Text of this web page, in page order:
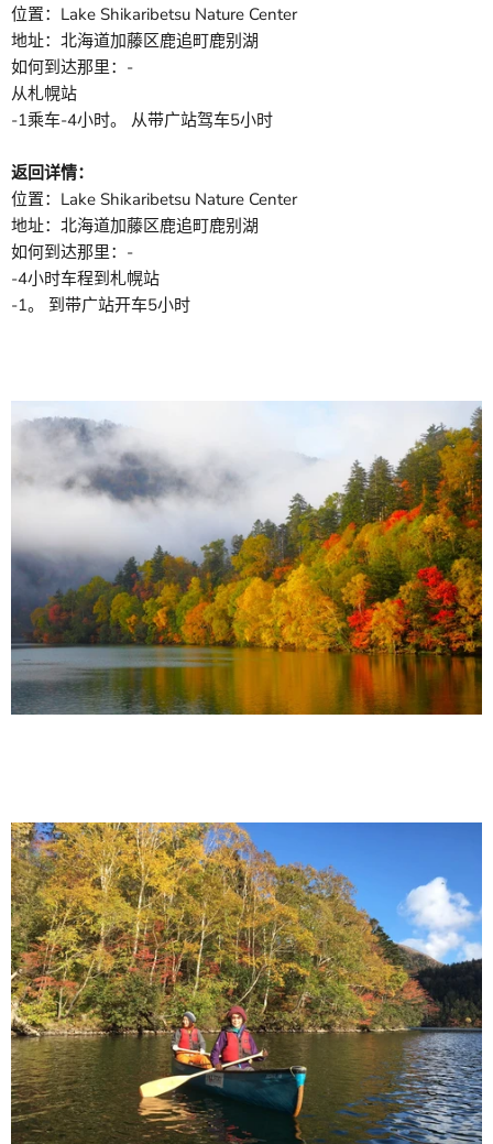
位置：Lake Shikaribetsu Nature Center
地址：北海道加藤区鹿追町鹿别湖
如何到达那里：-
从札幌站
-1乘车-4小时。 从带广站驾车5小时
返回详情：
位置：Lake Shikaribetsu Nature Center
地址：北海道加藤区鹿追町鹿别湖
如何到达那里：-
-4小时车程到札幌站
-1。 到带广站开车5小时